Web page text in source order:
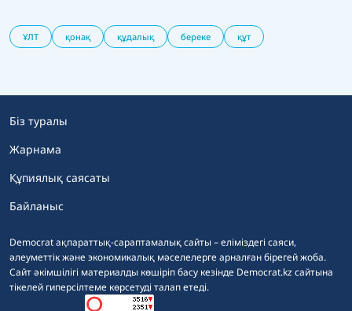
ҰЛТ қонақ құдалық береке құт
Democrat ақпараттық-сараптамалық сайты – еліміздегі саяси,
әлеуметтік және экономикалық мәселелерге арналған бірегей жоба.
Сайт әкімшілігі материалды көшіріп басу кезінде Democrat.kz сайтына
тікелей гиперсілтеме көрсетуді талап етеді.
Біз туралы
Жарнама
Құпиялық саясаты
Байланыс